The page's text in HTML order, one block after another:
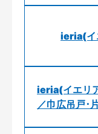
ieria(イ
ieria(イエリ
／巾広吊戸･